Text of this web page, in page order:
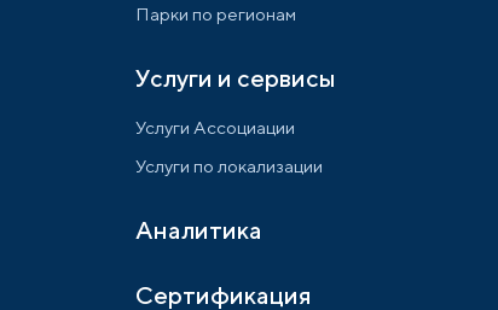
Парки по регионам
Услуги и сервисы
Услуги Ассоциации
Услуги по локализации
Аналитика
Сертификация